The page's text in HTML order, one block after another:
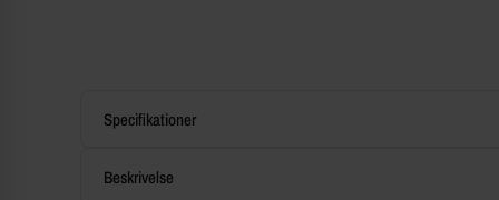
Specifikationer
Beskrivelse